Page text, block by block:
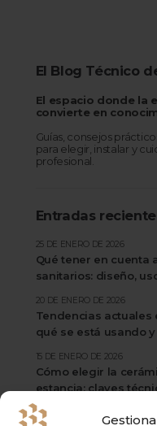
El Blog Técnico
El espacio donde la
convierte en
Guías, consejos
para elegir, instalar y
profesional.
Entradas
Qué tener en cuenta
sanitarios: diseño,
25 DE ENERO DE 2026
Tendencias actuales
qué se está usando
20 DE ENERO DE 2026
Cómo elegir la
estancia: claves
15 DE ENERO DE 2026